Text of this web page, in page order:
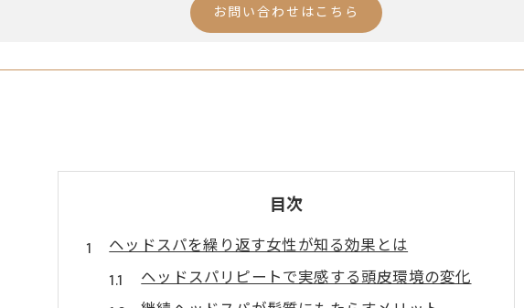
お問い合わせはこちら
目次
ヘッドスパを繰り返す女性が知る効果とは
ヘッドスパリピートで実感する頭皮環境の変化